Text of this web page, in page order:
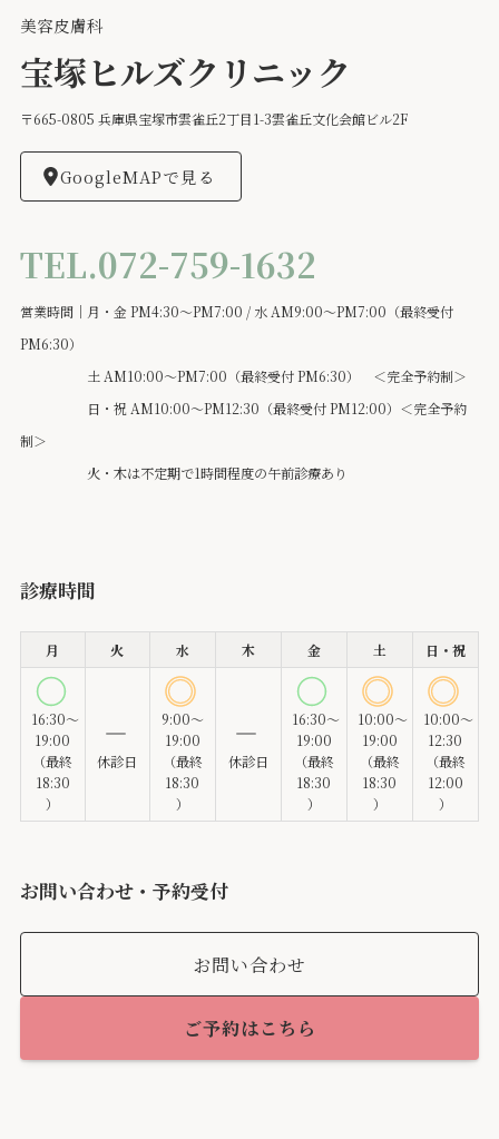
美容皮膚科
宝塚ヒルズクリニック
〒665-0805 兵庫県宝塚市雲雀丘2丁目1-3雲雀丘文化会館ビル2F
GoogleMAPで見る
TEL.072-759-1632
営業時間｜月・金 PM4:30～PM7:00 / 水 AM9:00～PM7:00（最終受付
PM6:30）
土 AM10:00～PM7:00（最終受付 PM6:30） ＜完全予約制＞
日・祝 AM10:00～PM12:30（最終受付 PM12:00）＜完全予約
制＞
火・木は不定期で1時間程度の午前診療あり
診療時間
月 火 水 木 金 土 日・祝
16:30～
19:00
（最終
18:30
）
休診日
9:00～
19:00
（最終
18:30
）
休診日
16:30～
19:00
（最終
18:30
）
10:00～
19:00
（最終
18:30
）
10:00～
12:30
（最終
12:00
）
お問い合わせ・予約受付
お問い合わせ
ご予約はこちら